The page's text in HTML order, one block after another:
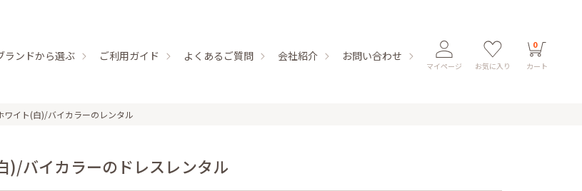
ランドから選ぶ ご利用ガイド よくあるご質問 会社紹介 お問い合わせ
マイページ お気に入り
0
カート
ワイト(白)/バイカラーのレンタル
)/バイカラーのドレスレンタル